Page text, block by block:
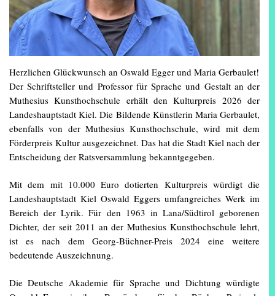
Herzlichen Glückwunsch an Oswald Egger und Maria Gerbaulet!
Der Schriftsteller und Professor für Sprache und Gestalt an der
Muthesius Kunsthochschule erhält den Kulturpreis 2026 der
Landeshauptstadt Kiel. Die Bildende Künstlerin Maria Gerbaulet,
ebenfalls von der Muthesius Kunsthochschule, wird mit dem
Förderpreis Kultur ausgezeichnet. Das hat die Stadt Kiel nach der
Entscheidung der Ratsversammlung bekanntgegeben.
Mit dem mit 10.000 Euro dotierten Kulturpreis würdigt die
Landeshauptstadt Kiel Oswald Eggers umfangreiches Werk im
Bereich der Lyrik. Für den 1963 in Lana/Südtirol geborenen
Dichter, der seit 2011 an der Muthesius Kunsthochschule lehrt,
ist es nach dem Georg-Büchner-Preis 2024 eine weitere
bedeutende Auszeichnung.
Die Deutsche Akademie für Sprache und Dichtung würdigte